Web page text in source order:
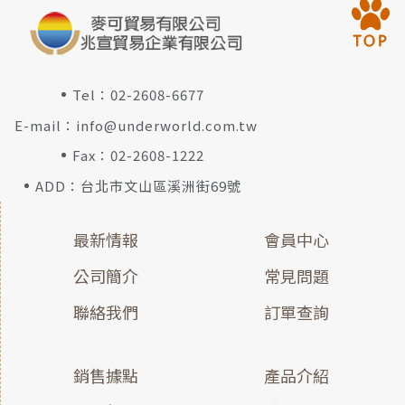
Tel：02-2608-6677
E-mail： info@underworld.com.tw
Fax：02-2608-1222
ADD：台北市文山區溪洲街69號
最新情報
公司簡介
聯絡我們
會員中心
常見問題
訂單查詢
銷售據點 產品介紹